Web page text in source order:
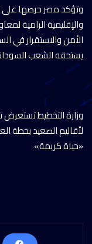
وتؤكد مصر حرصها على
والإقليمية الرامية
الأمن والاستقرار في
يستحقه الشعب
وزارة التخطيط تستعرض
«حياة كريمة»